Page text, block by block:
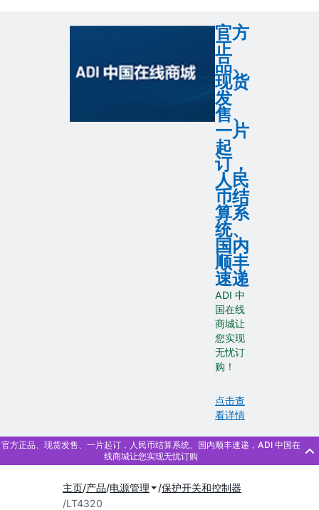
官方
正
品、
现货
发
售、
一片
起
订，
人民
币结
算系
统、
国内
顺丰
速递
ADI 中
国在线
商城让
您实现
无忧订
购！
点击查
看详情
主页 产品 电源管理
保护开关和控制器
LT4320